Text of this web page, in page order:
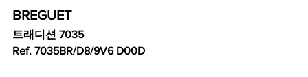
BREGUET
트래디션 7035
Ref. 7035BR/D8/9V6 D00D